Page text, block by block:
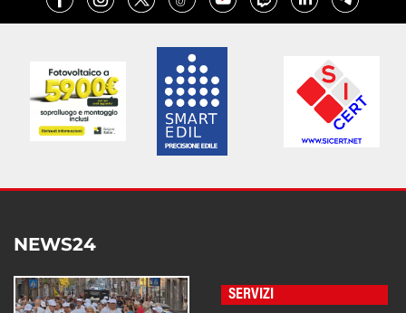
NEWS24
SERVIZI